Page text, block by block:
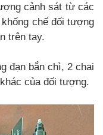
cảnh sát từ các
chế đối tượng
trên tay.
đạn bắn chì, 2 chai
của đối tượng.